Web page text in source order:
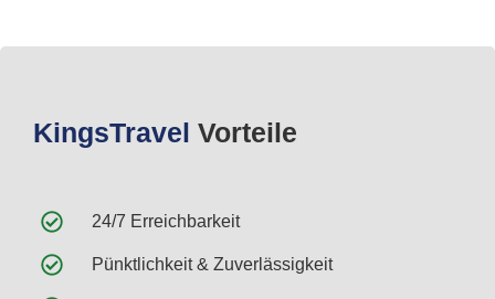
KingsTravel Vorteile
24/7 Erreichbarkeit
Pünktlichkeit & Zuverlässigkeit